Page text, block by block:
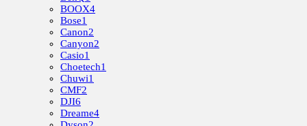
BOOX4
Bose1
Canon2
Canyon2
Casio1
Choetech1
Chuwi1
CMF2
DJI6
Dreame4